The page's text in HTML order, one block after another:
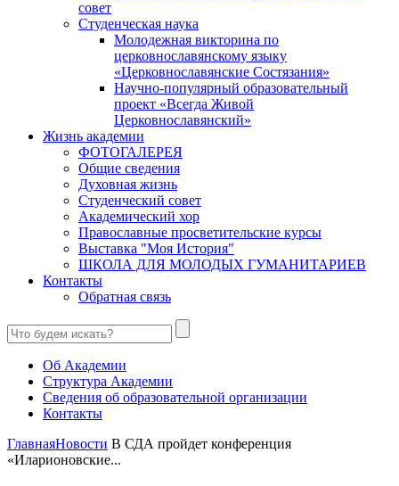
совет
Студенческая наука
Молодежная викторина по
церковнославянскому языку
«Церковнославянские Состязания»
Научно-популярный образовательный
проект «Всегда Живой
Церковнославянский»
Жизнь академии
ФОТОГАЛЕРЕЯ
Общие сведения
Духовная жизнь
Студенческий совет
Академический хор
Православные просветительские курсы
Выставка "Моя История"
ШКОЛА ДЛЯ МОЛОДЫХ ГУМАНИТАРИЕВ
Контакты
Обратная связь
Об Академии
Структура Академии
Сведения об образовательной организации
Контакты
ГлавнаяНовости В СДА пройдет конференция
«Иларионовские...